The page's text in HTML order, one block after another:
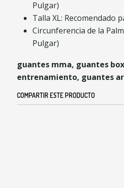
Pulgar)
Talla XL: Recomendado
Circunferencia de la
Pulgar)
guantes mma, guantes
entrenamiento, guantes
COMPARTIR ESTE PRODUCTO